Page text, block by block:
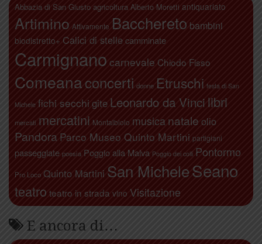
Abbazia di San Giusto agricoltura Alberto Moretti antiquariato
Artimino Attivamente Bacchereto bambini
biodistretto+ Calici di stellecamminate
Carmignano carnevale Chiodo Fisso
Comeanaconcerti donne Etruschi festa di San
Michele fichi secchi gite Leonardo da Vinci libri
mercati mercatini Montalbiolo musica natale olio
Pandora Parco Museo Quinto Martini partigiani
passeggiate poesia Poggio alla Malva Poggio dei colli Pontormo
Pro Loco Quinto Martini San MicheleSeano
teatro teatro in strada vino Visitazione
E ancora di…